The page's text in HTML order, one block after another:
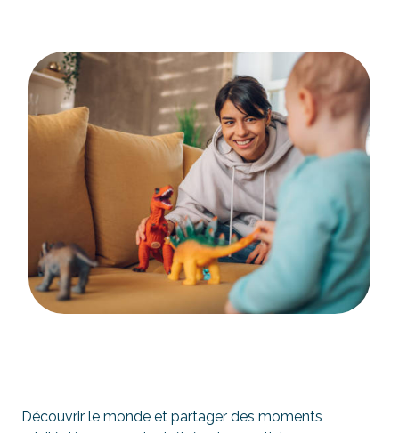
Découvrir le monde et partager des moments